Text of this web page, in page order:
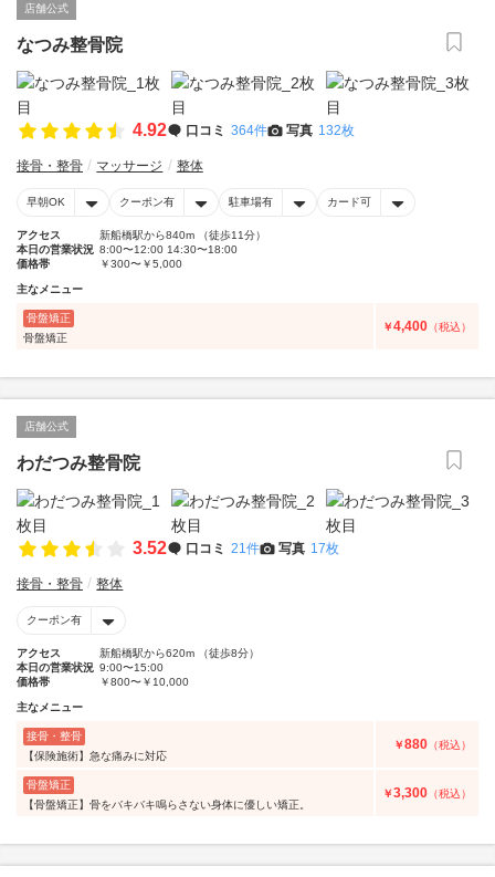
店舗公式
なつみ整骨院
4.92 口コミ 364件 写真 132枚
接骨・整骨 マッサージ 整体
早朝OK クーポン有 駐車場有 カード可
アクセス
新船橋駅から840m （徒歩11分）
本日の営業状況 8:00〜12:00 14:30〜18:00
価格帯
￥300〜￥5,000
主なメニュー
骨盤矯正
骨盤矯正
￥4,400 （税込）
店舗公式
わだつみ整骨院
3.52 口コミ 21件 写真 17枚
接骨・整骨 整体
クーポン有
アクセス
新船橋駅から620m （徒歩8分）
本日の営業状況 9:00〜15:00
価格帯
￥800〜￥10,000
主なメニュー
接骨・整骨
【保険施術】急な痛みに対応
￥880 （税込）
骨盤矯正
【骨盤矯正】骨をバキバキ鳴らさない身体に優しい矯正。
￥3,300 （税込）